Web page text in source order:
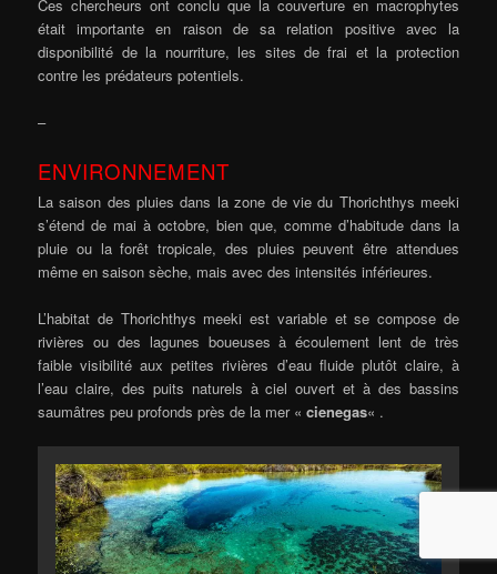
Ces chercheurs ont conclu que la couverture en macrophytes
était importante en raison de sa relation positive avec la
disponibilité de la nourriture, les sites de frai et la protection
contre les prédateurs potentiels.
–
ENVIRONNEMENT
La saison des pluies dans la zone de vie du Thorichthys meeki
s’étend de mai à octobre, bien que, comme d’habitude dans la
pluie ou la forêt tropicale, des pluies peuvent être attendues
même en saison sèche, mais avec des intensités inférieures.
L’habitat de Thorichthys meeki est variable et se compose de
rivières ou des lagunes boueuses à écoulement lent de très
faible visibilité aux petites rivières d’eau fluide plutôt claire, à
l’eau claire, des puits naturels à ciel ouvert et à des bassins
saumâtres peu profonds près de la mer «cienegas« .